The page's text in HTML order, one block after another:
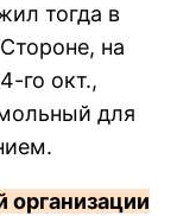
тогда в
на
го окт.,
для
организации